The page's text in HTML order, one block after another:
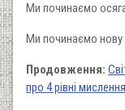
Ми починаємо
Ми починаємо нову
Продовження:
про 4 рівні